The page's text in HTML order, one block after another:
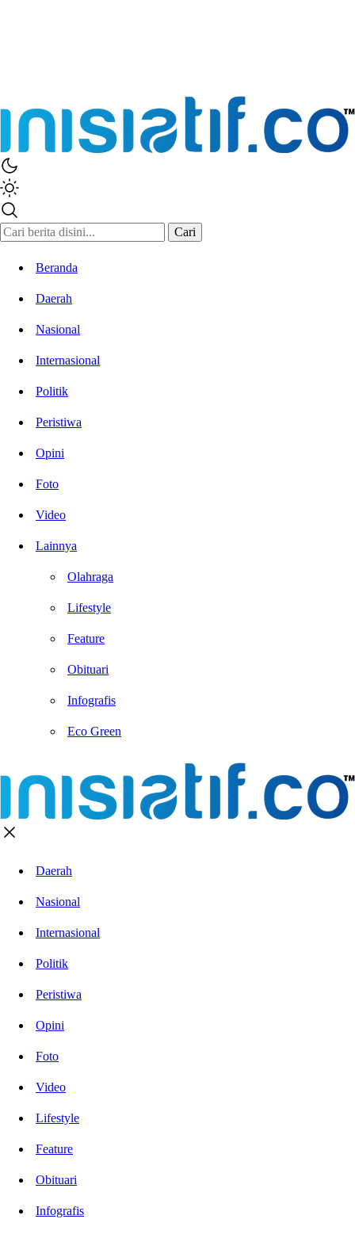
Cari
Beranda
Daerah
Nasional
Internasional
Politik
Peristiwa
Opini
Foto
Video
Lainnya
Olahraga
Lifestyle
Feature
Obituari
Infografis
Eco Green
Daerah
Nasional
Internasional
Politik
Peristiwa
Opini
Foto
Video
Lifestyle
Feature
Obituari
Infografis